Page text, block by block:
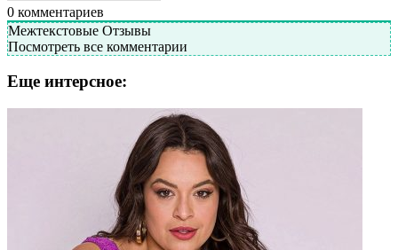
0 комментариев
Межтекстовые Отзывы
Посмотреть все комментарии
Еще интерсное: